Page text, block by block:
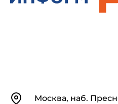
КонтактыМосква, наб.